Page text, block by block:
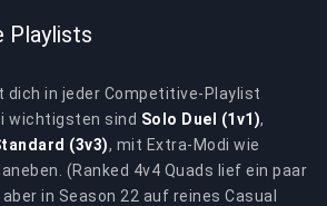
Playlists
dich in jeder Competitive-Playlist
wichtigsten sind Solo Duel (1v1),
(3v3), mit Extra-Modi wie
(Ranked 4v4 Quads lief ein paar
in Season 22 auf reines Casual